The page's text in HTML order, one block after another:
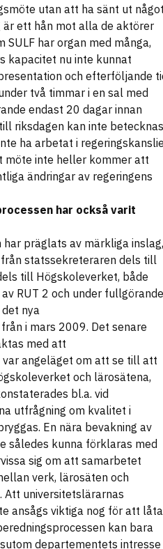
utan att ha sänt ut
ett hån mot alla de aktörer
har organ med många,
kapacitet nu inte kunnat
och efterföljande
två timmar i en sal med
endast 20 dagar innan
riksdagen kan inte betecknas
ha arbetat i
inte heller kommer att
ändringar av regeringens
har också varit
präglats av märkliga inslag,
statssekreteraren dels till
till Högskoleverket, både
RUT 2 och under
nya
i mars 2009. Det senare
med att
angeläget om att se till att
och lärosätena,
bl.a. vid
utfrågning om kvalitet i
En nära bevakning av
således kunna förklaras med
sig om att samarbetet
verk, lärosäten och
Att universitetslärarnas
ansågs viktiga nog för att låta
kan bara
departementets intresse